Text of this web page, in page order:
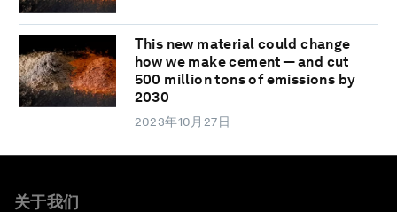
This new material could change
how we make cement — and cut
500 million tons of emissions by
2030
2023年10月27日
关于我们